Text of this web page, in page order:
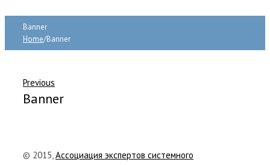
Banner
Home/Banner
Previous
Banner
© 2015,Ассоциация экспертов системного